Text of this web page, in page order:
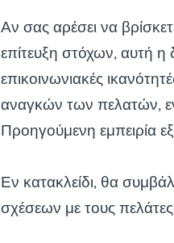
Αν σας αρέσει να
επίτευξη στόχων, αυτή η
επικοινωνιακές
αναγκών των πελατών,
Προηγούμενη εμπειρία
Εν κατακλείδι, θα
σχέσεων με τους